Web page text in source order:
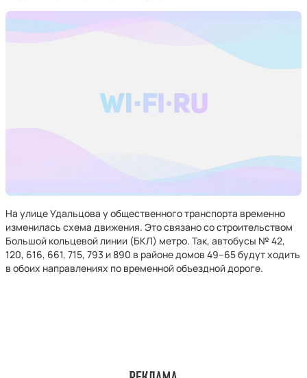
На улице Удальцова у общественного транспорта временно
изменилась схема движения. Это связано со строительством
Большой кольцевой линии (БКЛ) метро. Так, автобусы № 42,
120, 616, 661, 715, 793 и 890 в районе домов 49–65 будут ходить
в обоих направлениях по временной объездной дороге.